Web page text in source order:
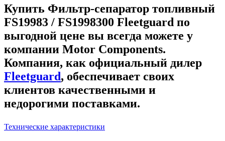
Купить Фильтр-сепаратор топливный
FS19983 / FS1998300 Fleetguard по
выгодной цене вы всегда можете у
компании Motor Components.
Компания, как официальный дилер
Fleetguard, обеспечивает своих
клиентов качественными и
недорогими поставками.
Технические характеристики